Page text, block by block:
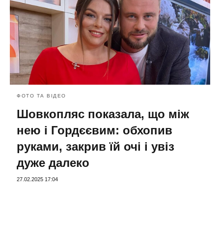
ФОТО ТА ВІДЕО
Шовкопляс показала, що між
нею і Гордєєвим: обхопив
руками, закрив їй очі і увіз
дуже далеко
27.02.2025 17:04